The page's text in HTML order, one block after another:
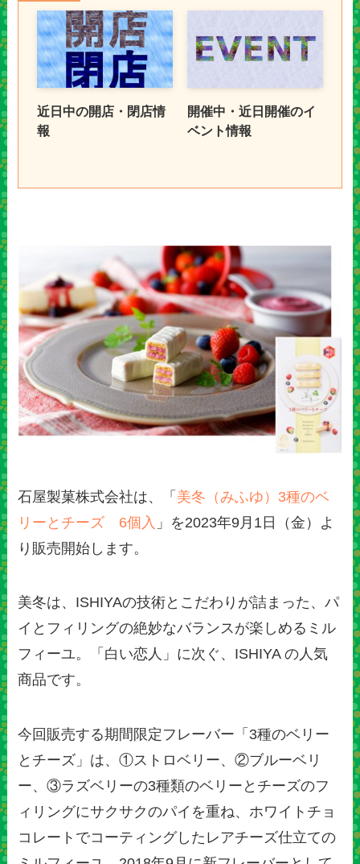
近日中の開店・閉店情
報
開催中・近日開催のイ
ベント情報
石屋製菓株式会社は、「 美冬（みふゆ）3種のベ
リーとチーズ 6個入 」を2023年9月1日（金）よ
り販売開始します。
美冬は、ISHIYAの技術とこだわりが詰まった、パ
イとフィリングの絶妙なバランスが楽しめるミル
フィーユ。「白い恋人」に次ぐ、ISHIYA の人気
商品です。
今回販売する期間限定フレーバー「3種のベリー
とチーズ」は、①ストロベリー、②ブルーベリ
ー、③ラズベリーの3種類のベリーとチーズのフ
ィリングにサクサクのパイを重ね、ホワイトチョ
コレートでコーティングしたレアチーズ仕立ての